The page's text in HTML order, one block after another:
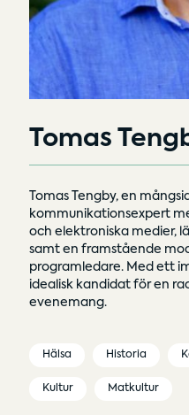
Tomas
Tomas Tengby, en
kommunikationsexpert
och elektroniska medier,
samt en framstående
programledare. Med ett
idealisk kandidat för en
evenemang.
Hälsa Historia
Kultur Matkultur